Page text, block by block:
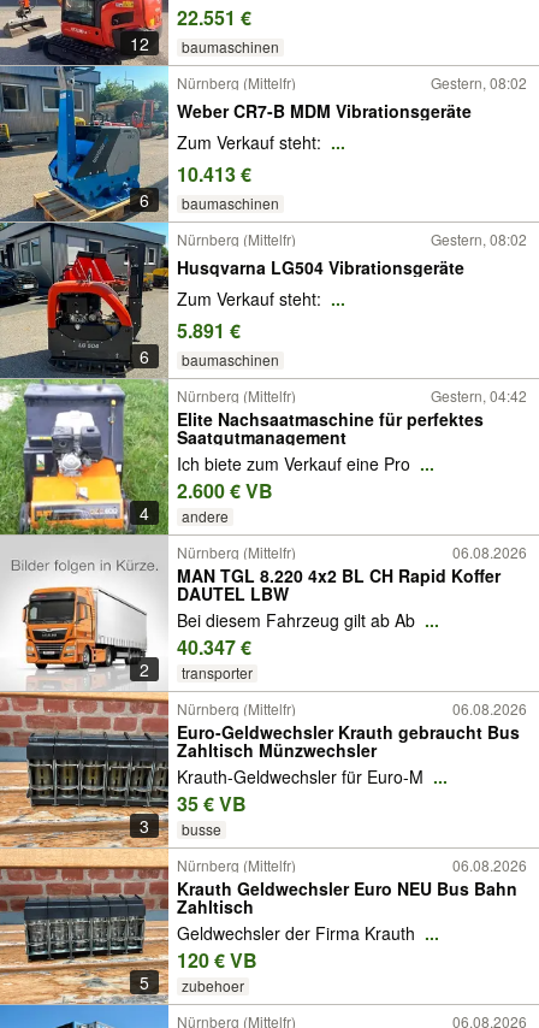
12
22.551 €
baumaschinen
6
Nürnberg (Mittelfr) Gestern, 08:02
Weber CR7-B MDM Vibrationsgeräte
Zum Verkauf steht: ...
10.413 €
baumaschinen
6
Nürnberg (Mittelfr) Gestern, 08:02
Husqvarna LG504 Vibrationsgeräte
Zum Verkauf steht: ...
5.891 €
baumaschinen
4
Nürnberg (Mittelfr) Gestern, 04:42
Elite Nachsaatmaschine für perfektes
Saatgutmanagement
Ich biete zum Verkauf eine Pro ...
2.600 € VB
andere
2
Nürnberg (Mittelfr) 06.08.2026
MAN TGL 8.220 4x2 BL CH Rapid Koffer
DAUTEL LBW
Bei diesem Fahrzeug gilt ab Ab ...
40.347 €
transporter
3
Nürnberg (Mittelfr) 06.08.2026
Euro-Geldwechsler Krauth gebraucht Bus
Zahltisch Münzwechsler
Krauth-Geldwechsler für Euro-M ...
35 € VB
busse
5
Nürnberg (Mittelfr) 06.08.2026
Krauth Geldwechsler Euro NEU Bus Bahn
Zahltisch
Geldwechsler der Firma Krauth ...
120 € VB
zubehoer
Nürnberg (Mittelfr)
06.08.2026